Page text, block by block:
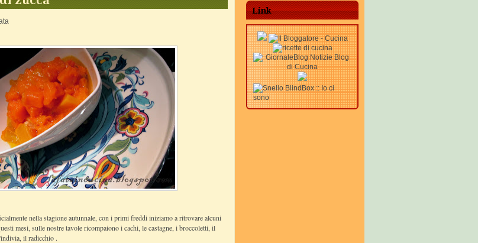
nella stagione autunnale, con i primi freddi iniziamo a ritrovare alcuni
mesi, sulle nostre tavole ricompaiono i cachi, le castagne, i broccoletti, il
il radicchio .
Link